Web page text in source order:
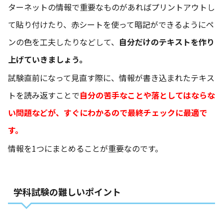
ターネットの情報で重要なものがあればプリントアウトし
て貼り付けたり、赤シートを使って暗記ができるようにペ
ンの色を工夫したりなどして、 自分だけのテキストを作り
上げていきましょう。
試験直前になって見直す際に、情報が書き込まれたテキス
トを読み返すことで自分の苦手なことや落としてはならな
い問題などが、すぐにわかるので最終チェックに最適で
す。
情報を1つにまとめることが重要なのです。
学科試験の難しいポイント